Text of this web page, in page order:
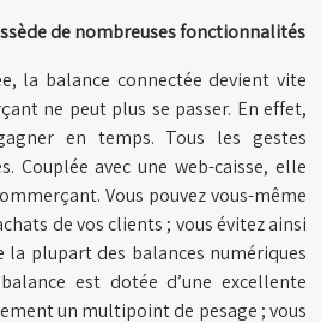
de nombreuses fonctionnalités
la balance connectée devient vite
ne peut plus se passer. En effet,
en temps. Tous les gestes
Couplée avec une web-caisse, elle
Vous pouvez vous-même
de vos clients ; vous évitez ainsi
la plupart des balances numériques
est dotée d’une excellente
un multipoint de pesage ; vous